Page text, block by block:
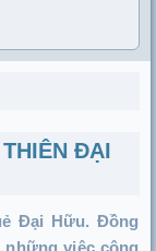
ĐẠI
Đại Hữu. Đồng